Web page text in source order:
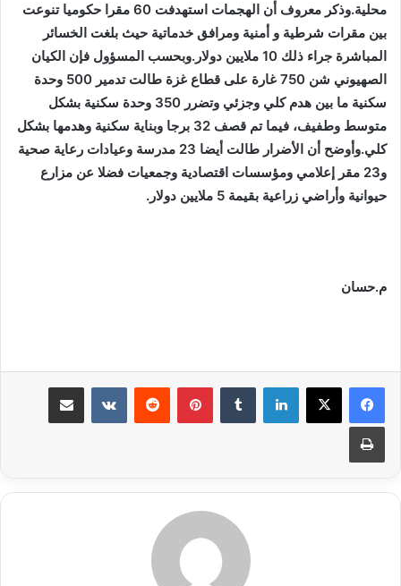
محلية.وذكر معروف أن الهجمات استهدفت 60 مقرا حكوميا تنوعت
بين مقرات شرطية و أمنية ومرافق خدماتية حيث بلغت الخسائر
المباشرة جراء ذلك 10 ملايين دولار.وبحسب المسؤول فإن الكيان
الصهيوني شن 750 غارة على قطاع غزة طالت تدمير 500 وحدة
سكنية ما بين هدم كلي وجزئي وتضرر 350 وحدة سكنية بشكل
متوسط وطفيف، فيما تم قصف 32 برجا وبناية سكنية وهدمها بشكل
كلي.وأوضح أن الأضرار طالت أيضا 23 مدرسة وعيادات رعاية صحية
و23 مقر إعلامي ومؤسسات اقتصادية وجمعيات فضلا عن مزارع
حيوانية وأراضي زراعية بقيمة 5 ملايين دولار.
م.حسان
لينكدإن بينتيريست
طباعة